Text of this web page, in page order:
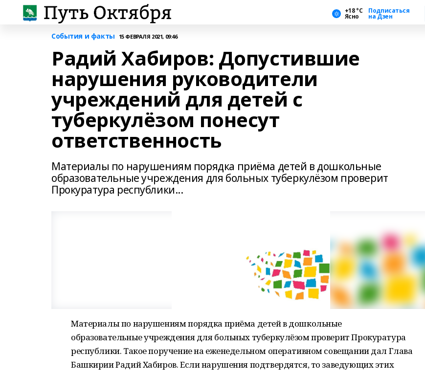
+18 °С
Ясно
Подписаться
на Дзен
События и факты 15 ФЕВРАЛЯ 2021, 09:46
Радий Хабиров: Допустившие
нарушения руководители
учреждений для детей с
туберкулёзом понесут
ответственность
Материалы по нарушениям порядка приёма детей в дошкольные
образовательные учреждения для больных туберкулёзом проверит
Прокуратура республики...
Материалы по нарушениям порядка приёма детей в дошкольные
образовательные учреждения для больных туберкулёзом проверит Прокуратура
республики. Такое поручение на еженедельном оперативном совещании дал Глава
Башкирии Радий Хабиров. Если нарушения подтвердятся, то заведующих этих